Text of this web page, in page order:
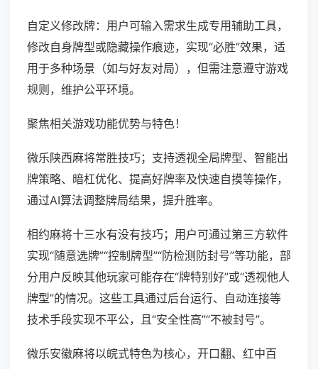
自定义修改牌：用户可输入需求生成专用辅助工具，
修改自身牌型或隐藏操作痕迹，实现“必胜”效果，适
用于多种场景（如与好友对局），但需注意遵守游戏
规则，维护公平环境。
聚焦相关游戏功能优势与特色！
微乐陕西麻将常胜技巧；支持透视全局牌型、智能出
牌策略、暗杠优化、提高好牌率及快速自摸等操作，
通过AI算法调整牌局结果，提升胜率。
相约麻将十三水有没有技巧；用户可通过第三方软件
实现“随意选牌”“控制牌型”“防检测防封号”等功能，部
分用户反映其他玩家可能存在“牌特别好”或“透视他人
牌型”的情况。这些工具通过后台运行、自动连接等
技术手段实现不平公，且“安全性高”“不被封号”。
微乐安徽麻将以皖式特色为核心，开口翻、红中百